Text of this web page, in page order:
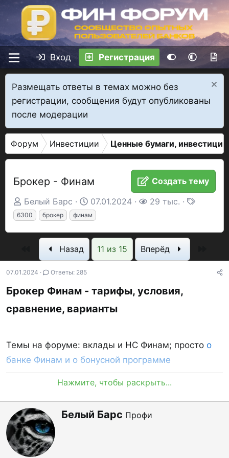
Вход Регистрация
Размещать ответы в темах можно без
регистрации, сообщения будут опубликованы
после модерации
Форум Инвестиции Ценные бумаги,
Брокер - Финам
Создать тему
А
в
е
м
Белый Барс
Д
а
а
а
а
07.01.2024
П
с
м
р
29 тыс.
Т
6300 брокер финам
ПервыйНазад 11 из 15 Вперёд
07.01.2024 Ответы: 285
Брокер Финам - тарифы, условия,
сравнение, варианты
Темы на форуме: вклады и НС Финам; просто о
банке Финам и о бонусной программе
Акция с 04.12.24 по 13.11.25 от Финам Брокера:
36.6% годовых
[УСЛОВИЯустарели
36.6% - следует]
Нажмите, чтобы раскрыть...
А
Белый Барс Профи